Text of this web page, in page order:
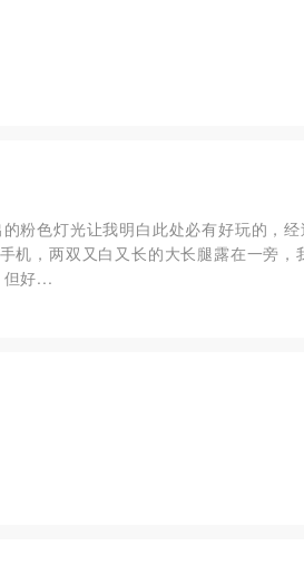
粉色灯光让我明白此处必有好玩的，经
机，两双又白又长的大长腿露在一旁，
但好...